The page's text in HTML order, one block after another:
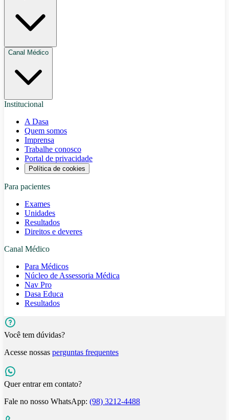
Canal Médico
Institucional
A Dasa
Quem somos
Imprensa
Trabalhe conosco
Portal de privacidade
Política de cookies
Para pacientes
Exames
Unidades
Resultados
Direitos e deveres
Canal Médico
Para Médicos
Núcleo de Assessoria Médica
Nav Pro
Dasa Educa
Resultados
Você tem dúvidas?
Acesse nossas perguntas frequentes
Quer entrar em contato?
Fale no nosso WhatsApp: (98) 3212-4488